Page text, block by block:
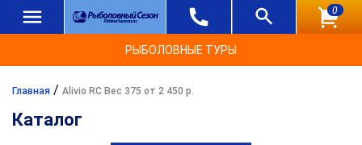
0
РЫБОЛОВНЫЕ ТУРЫ
Главная / Alivio RC Вес 375 от 2 450 р.
Каталог